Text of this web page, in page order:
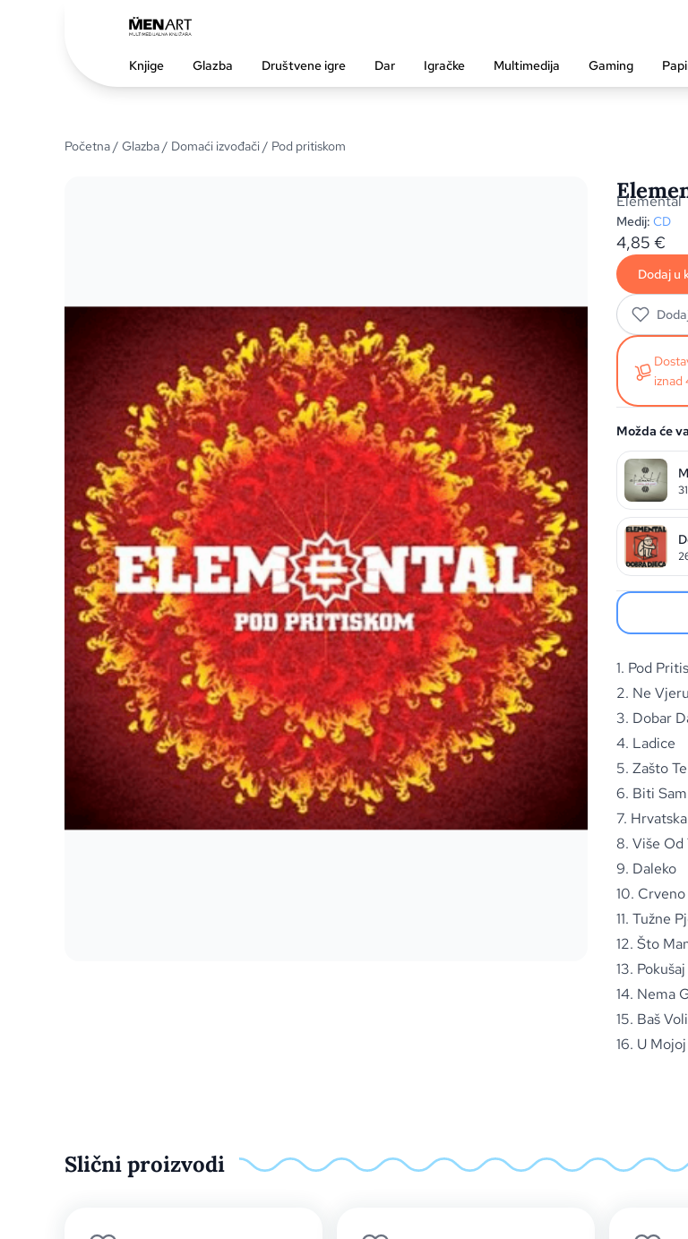
Knjige Glazba Društvene igre Dar Igračke Multimedija Gaming
Početna/ Glazba/ Domaći izvođači/ Pod pritiskom
Elemental
Medij: CD
4,85 €
Dodaj u
iznad
Možda će
1. Pod
2. Ne
3. Dobar
4. Ladice
5. Zašto
6. Biti Sam
7.
8. Više Od
9. Daleko
10. Crveno
11. Tužne
12. Što
13.
14. Nema
15. Baš
16. U
Slični proizvodi